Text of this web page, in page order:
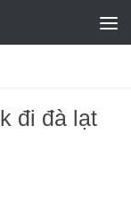
đi đà lạt